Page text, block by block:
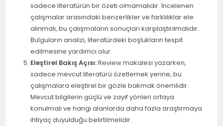
sadece literatürün bir özeti olmamalıdır. İncelenen
çalışmalar arasındaki benzerlikler ve farklılıklar ele
alınmalı, bu çalışmaların sonuçları karşılaştırılmalıdır.
Bulguların analizi, literatürdeki boşlukların tespit
edilmesine yardımcı olur.
Eleştirel Bakış Açısı:Review makalesi yazarken,
sadece mevcut literatürü özetlemek yerine, bu
çalışmalara eleştirel bir gözle bakmak önemlidir.
Mevcut bilgilerin güçlü ve zayıf yönleri ortaya
konulmalı ve hangi alanlarda daha fazla araştırmaya
ihtiyaç duyulduğu belirtilmelidir.